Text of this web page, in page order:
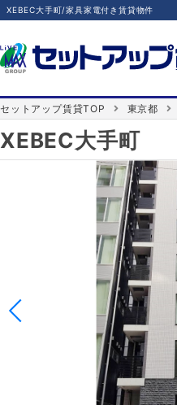
XEBEC大手町/家具家電付き賃貸物件
セットアップ賃貸TOP 東京都
XEBEC大手町